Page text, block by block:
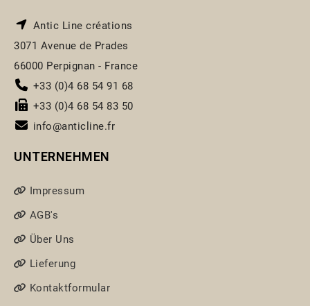
Antic Line créations
3071 Avenue de Prades
66000 Perpignan - France
+33 (0)4 68 54 91 68
+33 (0)4 68 54 83 50
info@anticline.fr
UNTERNEHMEN
Impressum
AGB's
Über Uns
Lieferung
Kontaktformular